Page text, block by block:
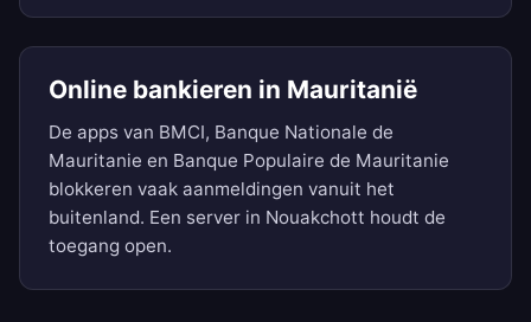
Online bankieren in Mauritanië
De apps van BMCI, Banque Nationale de
Mauritanie en Banque Populaire de Mauritanie
blokkeren vaak aanmeldingen vanuit het
buitenland. Een server in Nouakchott houdt de
toegang open.